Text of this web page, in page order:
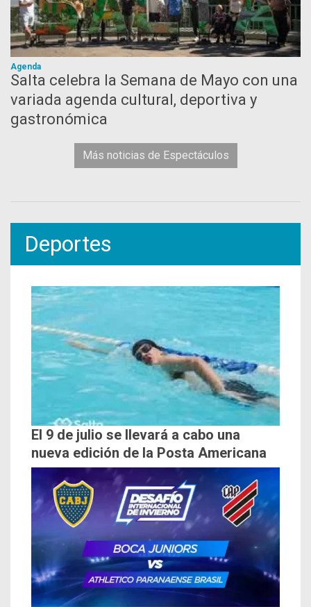
Agenda
Salta celebra la Semana de Mayo con una
variada agenda cultural, deportiva y
gastronómica
Más noticias de Espectáculos
Deportes
El 9 de julio se llevará a cabo una
nueva edición de la Posta Americana